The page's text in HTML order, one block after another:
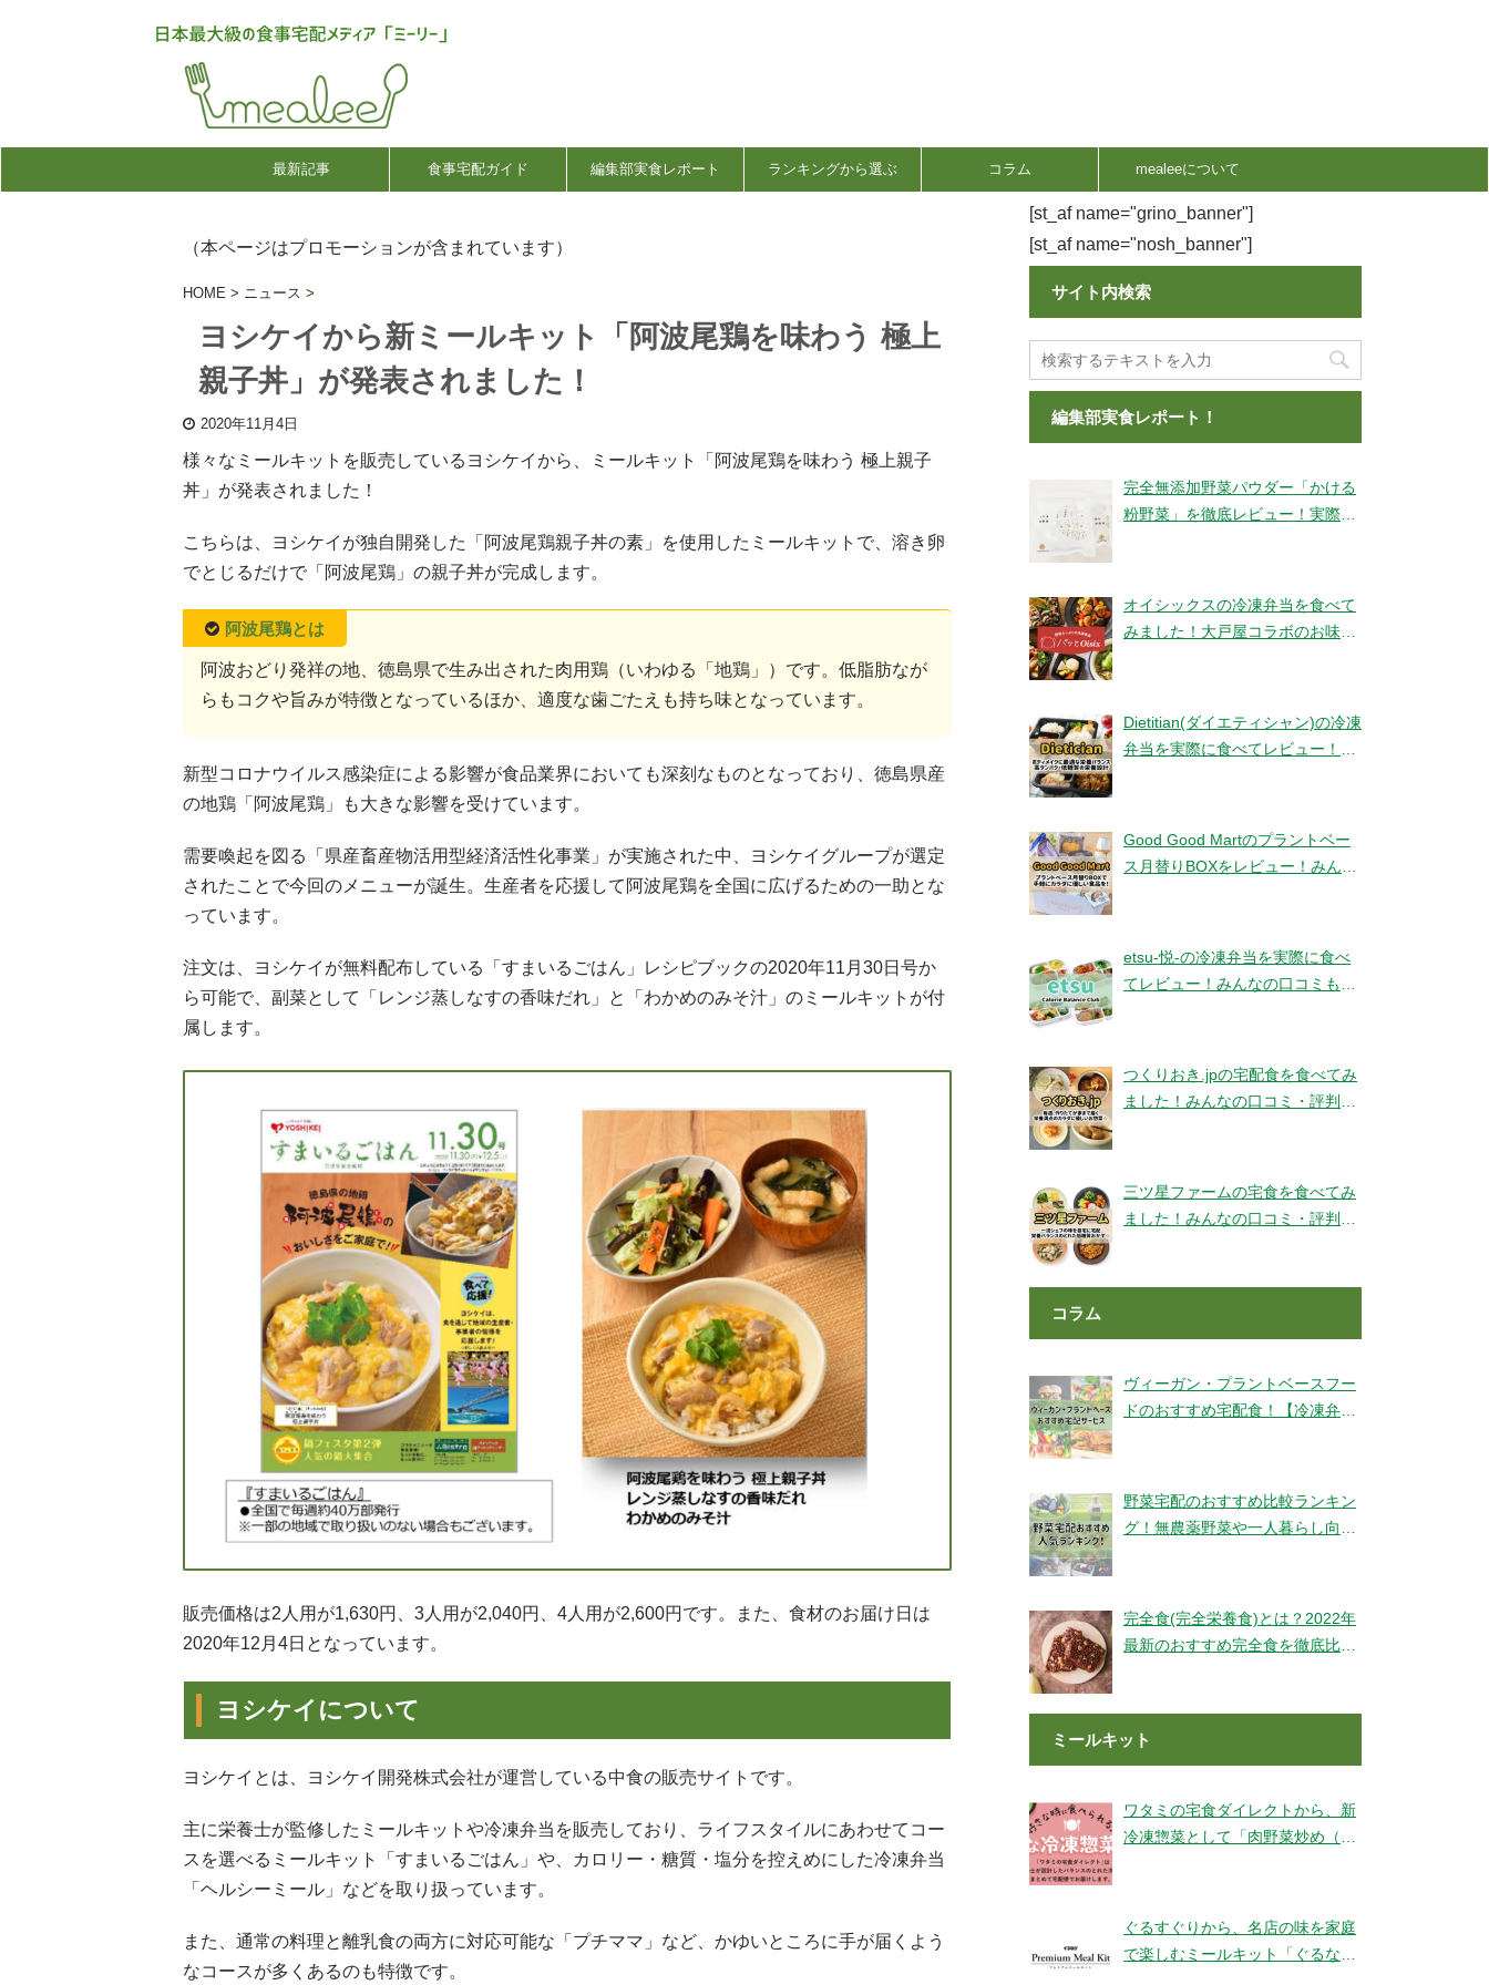
最新記事 食事宅配ガイド 編集部実食レポート ランキングから選ぶ コラム mealeeについて
（本ページはプロモーションが含まれています）
HOME > ニュース >
ヨシケイから新ミールキット「阿波尾鶏を味わう 極上
親子丼」が発表されました！
2020年11月4日
様々なミールキットを販売しているヨシケイから、ミールキット「阿波尾鶏を味わう 極上親子
丼」が発表されました！
こちらは、ヨシケイが独自開発した「阿波尾鶏親子丼の素」を使用したミールキットで、溶き卵
でとじるだけで「阿波尾鶏」の親子丼が完成します。
阿波尾鶏とは
阿波おどり発祥の地、徳島県で生み出された肉用鶏（いわゆる「地鶏」）です。低脂肪なが
らもコクや旨みが特徴となっているほか、適度な歯ごたえも持ち味となっています。
新型コロナウイルス感染症による影響が食品業界においても深刻なものとなっており、徳島県産
の地鶏「阿波尾鶏」も大きな影響を受けています。
需要喚起を図る「県産畜産物活用型経済活性化事業」が実施された中、ヨシケイグループが選定
されたことで今回のメニューが誕生。生産者を応援して阿波尾鶏を全国に広げるための一助とな
っています。
注文は、ヨシケイが無料配布している「すまいるごはん」レシピブックの2020年11月30日号か
ら可能で、副菜として「レンジ蒸しなすの香味だれ」と「わかめのみそ汁」のミールキットが付
属します。
販売価格は2人用が1,630円、3人用が2,040円、4人用が2,600円です。また、食材のお届け日は
2020年12月4日となっています。
ヨシケイについて
ヨシケイとは、ヨシケイ開発株式会社が運営している中食の販売サイトです。
主に栄養士が監修したミールキットや冷凍弁当を販売しており、ライフスタイルにあわせてコー
スを選べるミールキット「すまいるごはん」や、カロリー・糖質・塩分を控えめにした冷凍弁当
「ヘルシーミール」などを取り扱っています。
また、通常の料理と離乳食の両方に対応可能な「プチママ」など、かゆいところに手が届くよう
なコースが多くあるのも特徴です。
[st_af name="grino_banner"]
[st_af name="nosh_banner"]
サイト内検索
編集部実食レポート！
完全無添加野菜パウダー「かける
粉野菜」を徹底レビュー！実際に
オイシックスの冷凍弁当を食べて
みました！大戸屋コラボのお味と
Dietitian(ダイエティシャン)の冷凍
弁当を実際に食べてレビュー！み
Good Good Martのプラントベー
ス月替りBOXをレビュー！みんな
etsu-悦-の冷凍弁当を実際に食べ
てレビュー！みんなの口コミもチ
つくりおき.jpの宅配食を食べてみ
ました！みんなの口コミ・評判も
三ツ星ファームの宅食を食べてみ
ました！みんなの口コミ・評判も
コラム
ヴィーガン・プラントベースフー
ドのおすすめ宅配食！【冷凍弁
野菜宅配のおすすめ比較ランキン
グ！無農薬野菜や一人暮らし向け
完全食(完全栄養食)とは？2022年
最新のおすすめ完全食を徹底比較
ミールキット
ワタミの宅食ダイレクトから、新
冷凍惣菜として「肉野菜炒め（銚
ぐるすぐりから、名店の味を家庭
で楽しむミールキット「ぐるなび